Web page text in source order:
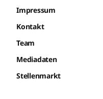
Impressum
Kontakt
Team
Mediadaten
Stellenmarkt